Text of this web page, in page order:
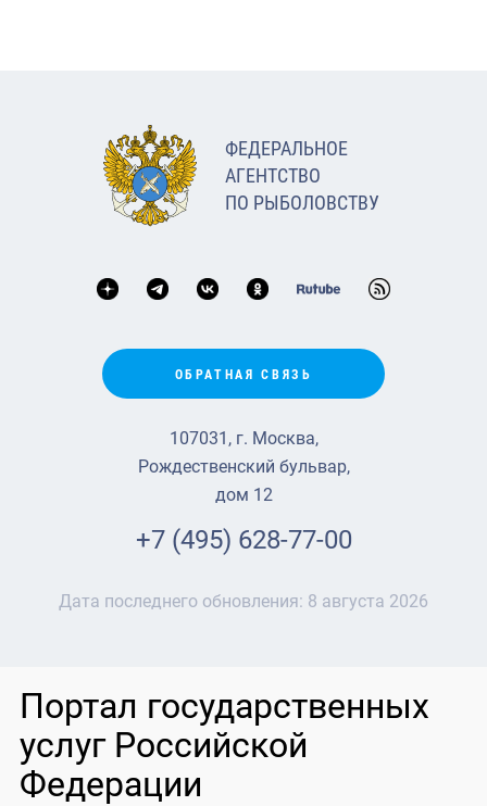
ФЕДЕРАЛЬНОЕ
АГЕНТСТВО
ПО РЫБОЛОВСТВУ
ОБРАТНАЯ СВЯЗЬ
107031, г. Москва,
Рождественский бульвар,
дом 12
+7 (495) 628-77-00
Дата последнего обновления: 8 августа 2026
Портал государственных
услуг Российской
Федерации